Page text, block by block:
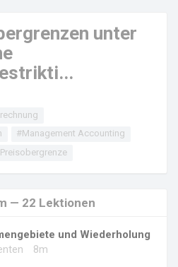
unter
#Management Accounting
— 22 Lektionen
und Wiederholung
8m